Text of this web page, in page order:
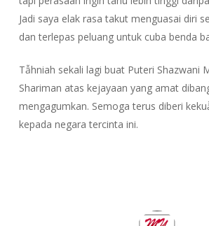
Jadi saya elak rasa takut menguasai diri
dan terlepas peluang untuk cuba benda
Tẫhniah sekali lagi buat Puteri Shazwani
Shariman atas kejayaan yang amat
mengagumkan. Semoga terus diberi
kepada negara tercinta ini.